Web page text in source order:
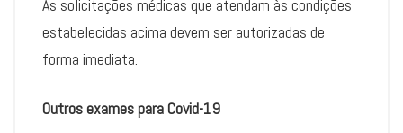
As solicitações médicas que atendam às condições
estabelecidas acima devem ser autorizadas de
forma imediata.
Outros exames para Covid-19